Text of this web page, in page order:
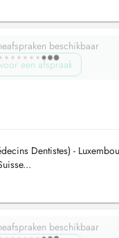
beschikbaar
een afspraak
Dentistes) -
beschikbaar